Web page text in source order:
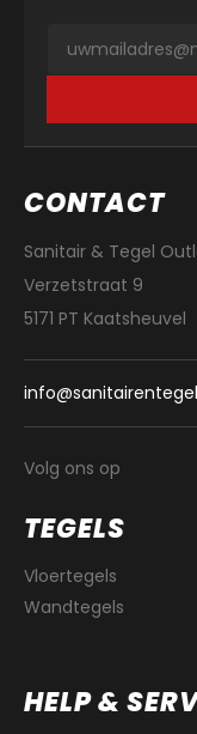
CONTACT
Sanitair & Tegel
Verzetstraat 9
5171 PT Kaatsheuvel
Volg ons op
TEGELS
Vloertegels
Wandtegels
HELP &